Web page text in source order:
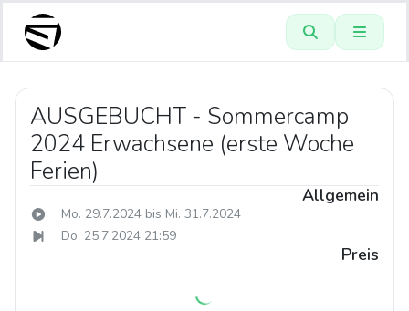
AUSGEBUCHT - Sommercamp
2024 Erwachsene (erste Woche
Ferien)
Allgemein
Mo. 29.7.2024 bis Mi. 31.7.2024
Do. 25.7.2024 21:59
Preis